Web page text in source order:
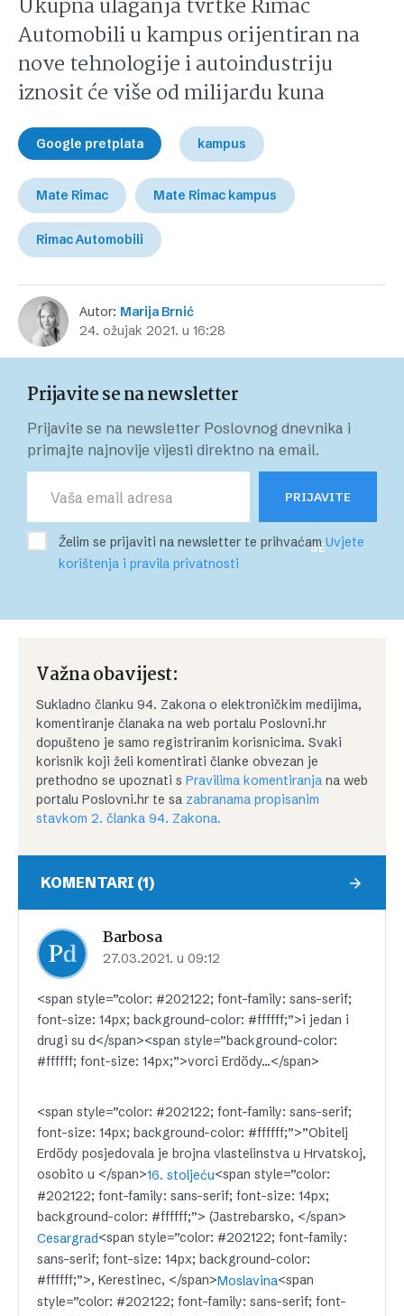
Ukupna ulaganja tvrtke Rimac
Automobili u kampus orijentiran na
nove tehnologije i autoindustriju
iznosit će više od milijardu kuna
Google pretplata kampus
Mate Rimac Mate Rimac kampus
Rimac Automobili
Autor: Marija Brnić
24. ožujak 2021. u 16:28
Prijavite se na newsletter
Prijavite se na newsletter Poslovnog dnevnika i
primajte najnovije vijesti direktno na email.
PRIJAVITE
SE
Želim se prijaviti na newsletter te prihvaćamUvjete
korištenja i pravila privatnosti
Važna obavijest:
Sukladno članku 94. Zakona o elektroničkim medijima,
komentiranje članaka na web portalu Poslovni.hr
dopušteno je samo registriranim korisnicima. Svaki
korisnik koji želi komentirati članke obvezan je
prethodno se upoznati s Pravilima komentiranja na web
portalu Poslovni.hr te sa zabranama propisanim
stavkom 2. članka 94. Zakona.
KOMENTARI (1)
Barbosa
27.03.2021. u 09:12
<span style=”color: #202122; font-family: sans-serif;
font-size: 14px; background-color: #ffffff;”>i jedan i
drugi su d</span><span style=”background-color:
#ffffff; font-size: 14px;”>vorci Erdödy…</span>
<span style=”color: #202122; font-family: sans-serif;
font-size: 14px; background-color: #ffffff;”>”Obitelj
Erdödy posjedovala je brojna vlastelinstva u Hrvatskoj,
osobito u </span>16. stoljeću<span style=”color:
#202122; font-family: sans-serif; font-size: 14px;
background-color: #ffffff;”> (Jastrebarsko, </span>
Cesargrad<span style=”color: #202122; font-family:
sans-serif; font-size: 14px; background-color:
#ffffff;”>, Kerestinec, </span>Moslavina<span
style=”color: #202122; font-family: sans-serif; font-